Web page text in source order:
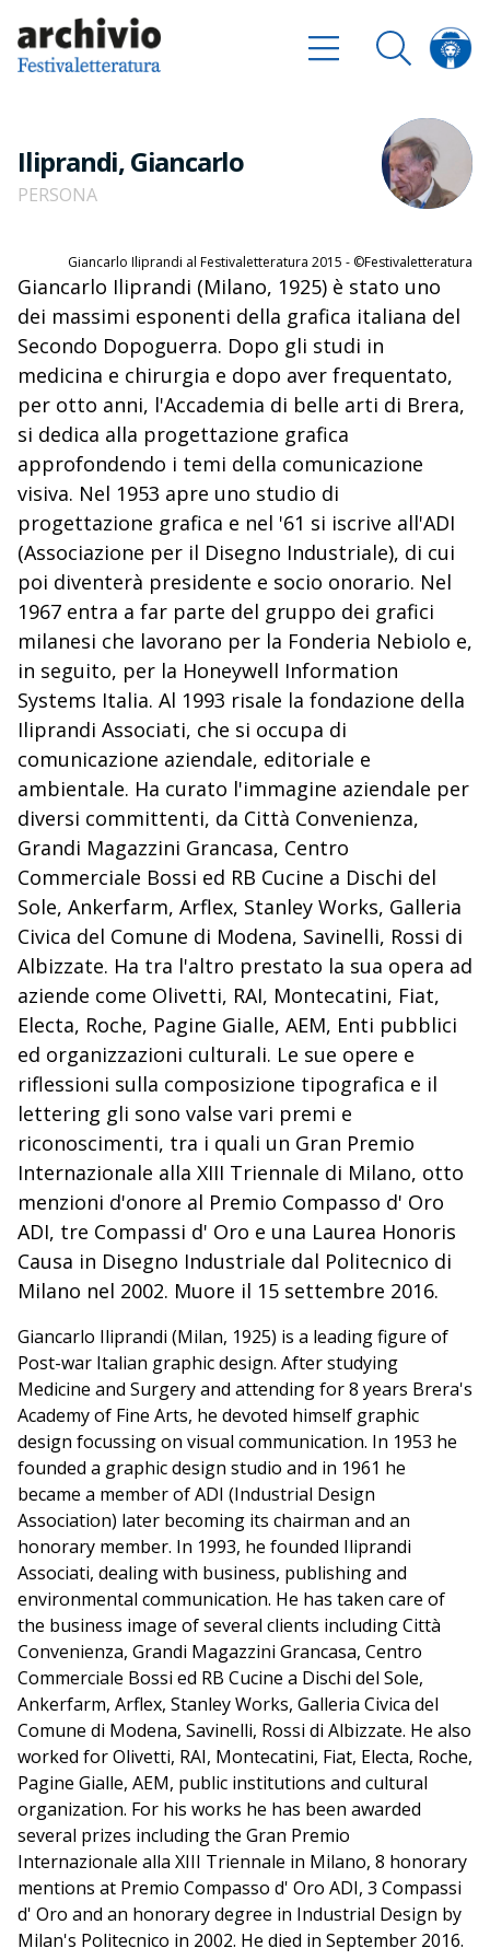
Iliprandi, Giancarlo
PERSONA
Giancarlo Iliprandi al Festivaletteratura 2015 - ©Festivaletteratura
Giancarlo Iliprandi (Milano, 1925) è stato uno
dei massimi esponenti della grafica italiana del
Secondo Dopoguerra. Dopo gli studi in
medicina e chirurgia e dopo aver frequentato,
per otto anni, l'Accademia di belle arti di Brera,
si dedica alla progettazione grafica
approfondendo i temi della comunicazione
visiva. Nel 1953 apre uno studio di
progettazione grafica e nel '61 si iscrive all'ADI
(Associazione per il Disegno Industriale), di cui
poi diventerà presidente e socio onorario. Nel
1967 entra a far parte del gruppo dei grafici
milanesi che lavorano per la Fonderia Nebiolo e,
in seguito, per la Honeywell Information
Systems Italia. Al 1993 risale la fondazione della
Iliprandi Associati, che si occupa di
comunicazione aziendale, editoriale e
ambientale. Ha curato l'immagine aziendale per
diversi committenti, da Città Convenienza,
Grandi Magazzini Grancasa, Centro
Commerciale Bossi ed RB Cucine a Dischi del
Sole, Ankerfarm, Arflex, Stanley Works, Galleria
Civica del Comune di Modena, Savinelli, Rossi di
Albizzate. Ha tra l'altro prestato la sua opera ad
aziende come Olivetti, RAI, Montecatini, Fiat,
Electa, Roche, Pagine Gialle, AEM, Enti pubblici
ed organizzazioni culturali. Le sue opere e
riflessioni sulla composizione tipografica e il
lettering gli sono valse vari premi e
riconoscimenti, tra i quali un Gran Premio
Internazionale alla XIII Triennale di Milano, otto
menzioni d'onore al Premio Compasso d' Oro
ADI, tre Compassi d' Oro e una Laurea Honoris
Causa in Disegno Industriale dal Politecnico di
Milano nel 2002. Muore il 15 settembre 2016.
Giancarlo Iliprandi (Milan, 1925) is a leading figure of
Post-war Italian graphic design. After studying
Medicine and Surgery and attending for 8 years Brera's
Academy of Fine Arts, he devoted himself graphic
design focussing on visual communication. In 1953 he
founded a graphic design studio and in 1961 he
became a member of ADI (Industrial Design
Association) later becoming its chairman and an
honorary member. In 1993, he founded Iliprandi
Associati, dealing with business, publishing and
environmental communication. He has taken care of
the business image of several clients including Città
Convenienza, Grandi Magazzini Grancasa, Centro
Commerciale Bossi ed RB Cucine a Dischi del Sole,
Ankerfarm, Arflex, Stanley Works, Galleria Civica del
Comune di Modena, Savinelli, Rossi di Albizzate. He also
worked for Olivetti, RAI, Montecatini, Fiat, Electa, Roche,
Pagine Gialle, AEM, public institutions and cultural
organization. For his works he has been awarded
several prizes including the Gran Premio
Internazionale alla XIII Triennale in Milano, 8 honorary
mentions at Premio Compasso d' Oro ADI, 3 Compassi
d' Oro and an honorary degree in Industrial Design by
Milan's Politecnico in 2002. He died in September 2016.